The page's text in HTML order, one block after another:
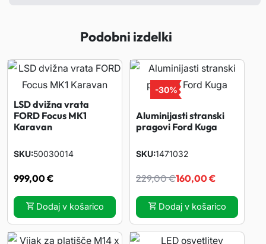
Podobni izdelki
LSD dvižna vrata
FORD Focus MK1
Karavan
SKU 50030014
999,00€
Dodaj v košarico
-30%
Aluminijasti stranski
pragovi Ford Kuga
SKU 1471032
229,00€
I
z
v
160,00€
T
r
e
Dodaj v košarico